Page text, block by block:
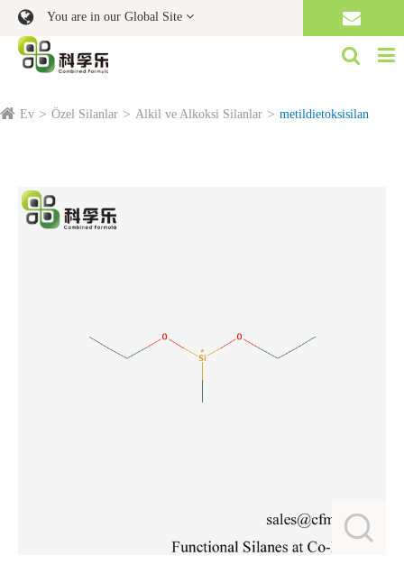
You are in our Global Site
Ev Özel Silanlar Alkil ve Alkoksi Silanlar metildietoksisilan